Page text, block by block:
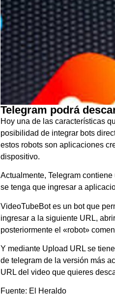
Telegram podrá
Hoy una de las características
posibilidad de integrar bots
estos robots son aplicaciones
dispositivo.
Actualmente, Telegram
se tenga que ingresar a
VideoTubeBot es un bot que
ingresar a la siguiente URL,
posteriormente el «robot»
Y mediante Upload URL se
de telegram de la versión más
URL del video que quieres
Fuente: El Heraldo